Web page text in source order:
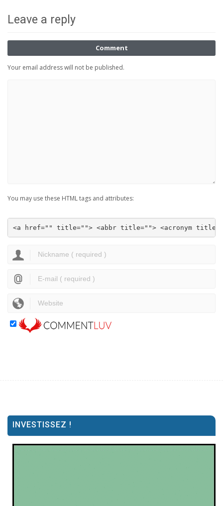
Leave a reply
Comment
Your email address will not be published.
You may use these HTML tags and attributes:
<a href="" title=""> <abbr title=""> <acronym
INVESTISSEZ !